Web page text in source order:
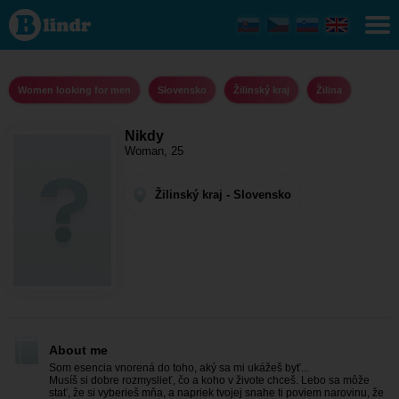
Nikdy -
Women
looking
for men
kraj -
ŽilinaWomen looking for men Slovensko Žilinský kraj Žilina
Nikdy
Woman, 25
Žilinský kraj - Slovensko
About me
Som esencia vnorená do toho, aký sa mi ukážeš byť...
Musíš si dobre rozmyslieť, čo a koho v živote chceš. Lebo sa môže
stať, že si vyberieš mňa, a napriek tvojej snahe ti poviem narovinu, že